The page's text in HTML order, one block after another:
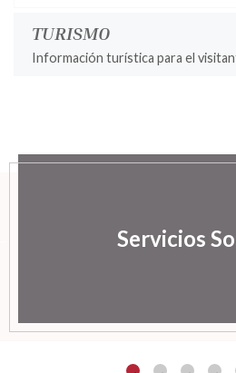
TURISMO
Información turística para el
Servicios